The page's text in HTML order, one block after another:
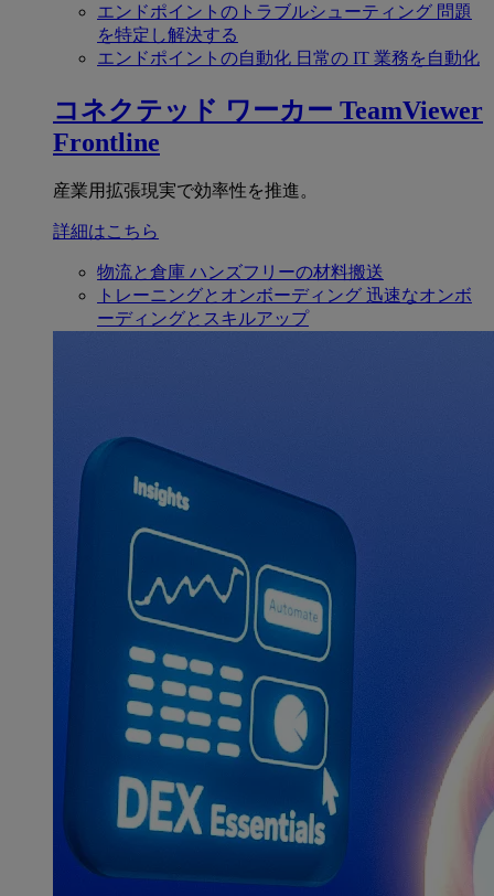
エンドポイントのトラブルシューティング 問題
を特定し解決する
エンドポイントの自動化 日常の IT 業務を自動化
コネクテッド ワーカー TeamViewer
Frontline
産業用拡張現実で効率性を推進。
詳細はこちら
物流と倉庫 ハンズフリーの材料搬送
トレーニングとオンボーディング 迅速なオンボ
ーディングとスキルアップ